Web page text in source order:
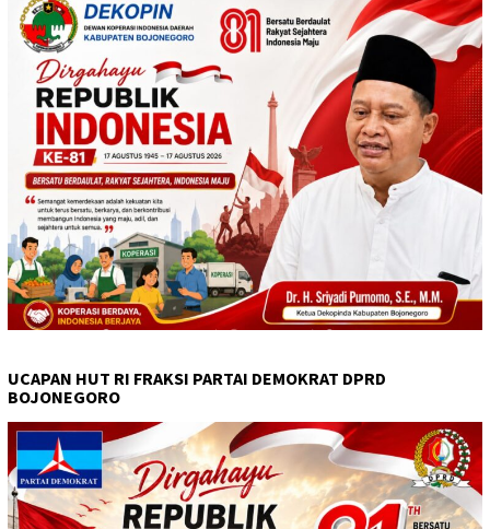
UCAPAN HUT RI FRAKSI PARTAI DEMOKRAT DPRD
BOJONEGORO